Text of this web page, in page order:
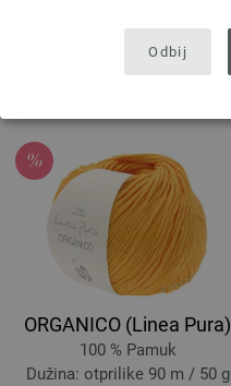
Odbij
bez PDV-a, dodatnotroškovi za
, Osnovna cijena: 126,00 €
ORGANICO (Linea Pura)
100 % Pamuk
Dužina: otprilike 90 m / 50 g